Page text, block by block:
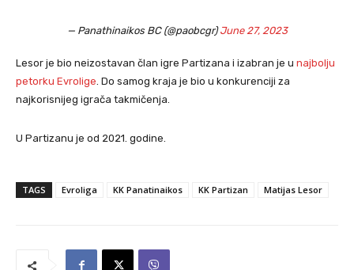
— Panathinaikos BC (@paobcgr)June 27, 2023
Lesor je bio neizostavan član igre Partizana i izabran je u najbolju
petorku Evrolige . Do samog kraja je bio u konkurenciji za
najkorisnijeg igrača takmičenja.
U Partizanu je od 2021. godine.
TAGS Evroliga KK Panatinaikos KK Partizan Matijas Lesor